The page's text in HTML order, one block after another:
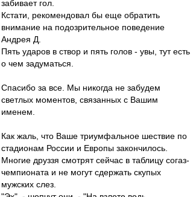
забивает гол.
Кстати, рекомендовал бы еще обратить
внимание на подозрительное поведение
Андрея Д.
Пять ударов в створ и пять голов - увы, тут есть
о чем задуматься.
Спасибо за все. Мы никогда не забудем
светлых моментов, связанных с Вашим
именем.
Как жаль, что Ваше триумфальное шествие по
стадионам России и Европы закончилось.
Многие друззя смотрят сейчас в таблицу согаз-
чемпионата и не могут сдержать скупых
мужских слез.